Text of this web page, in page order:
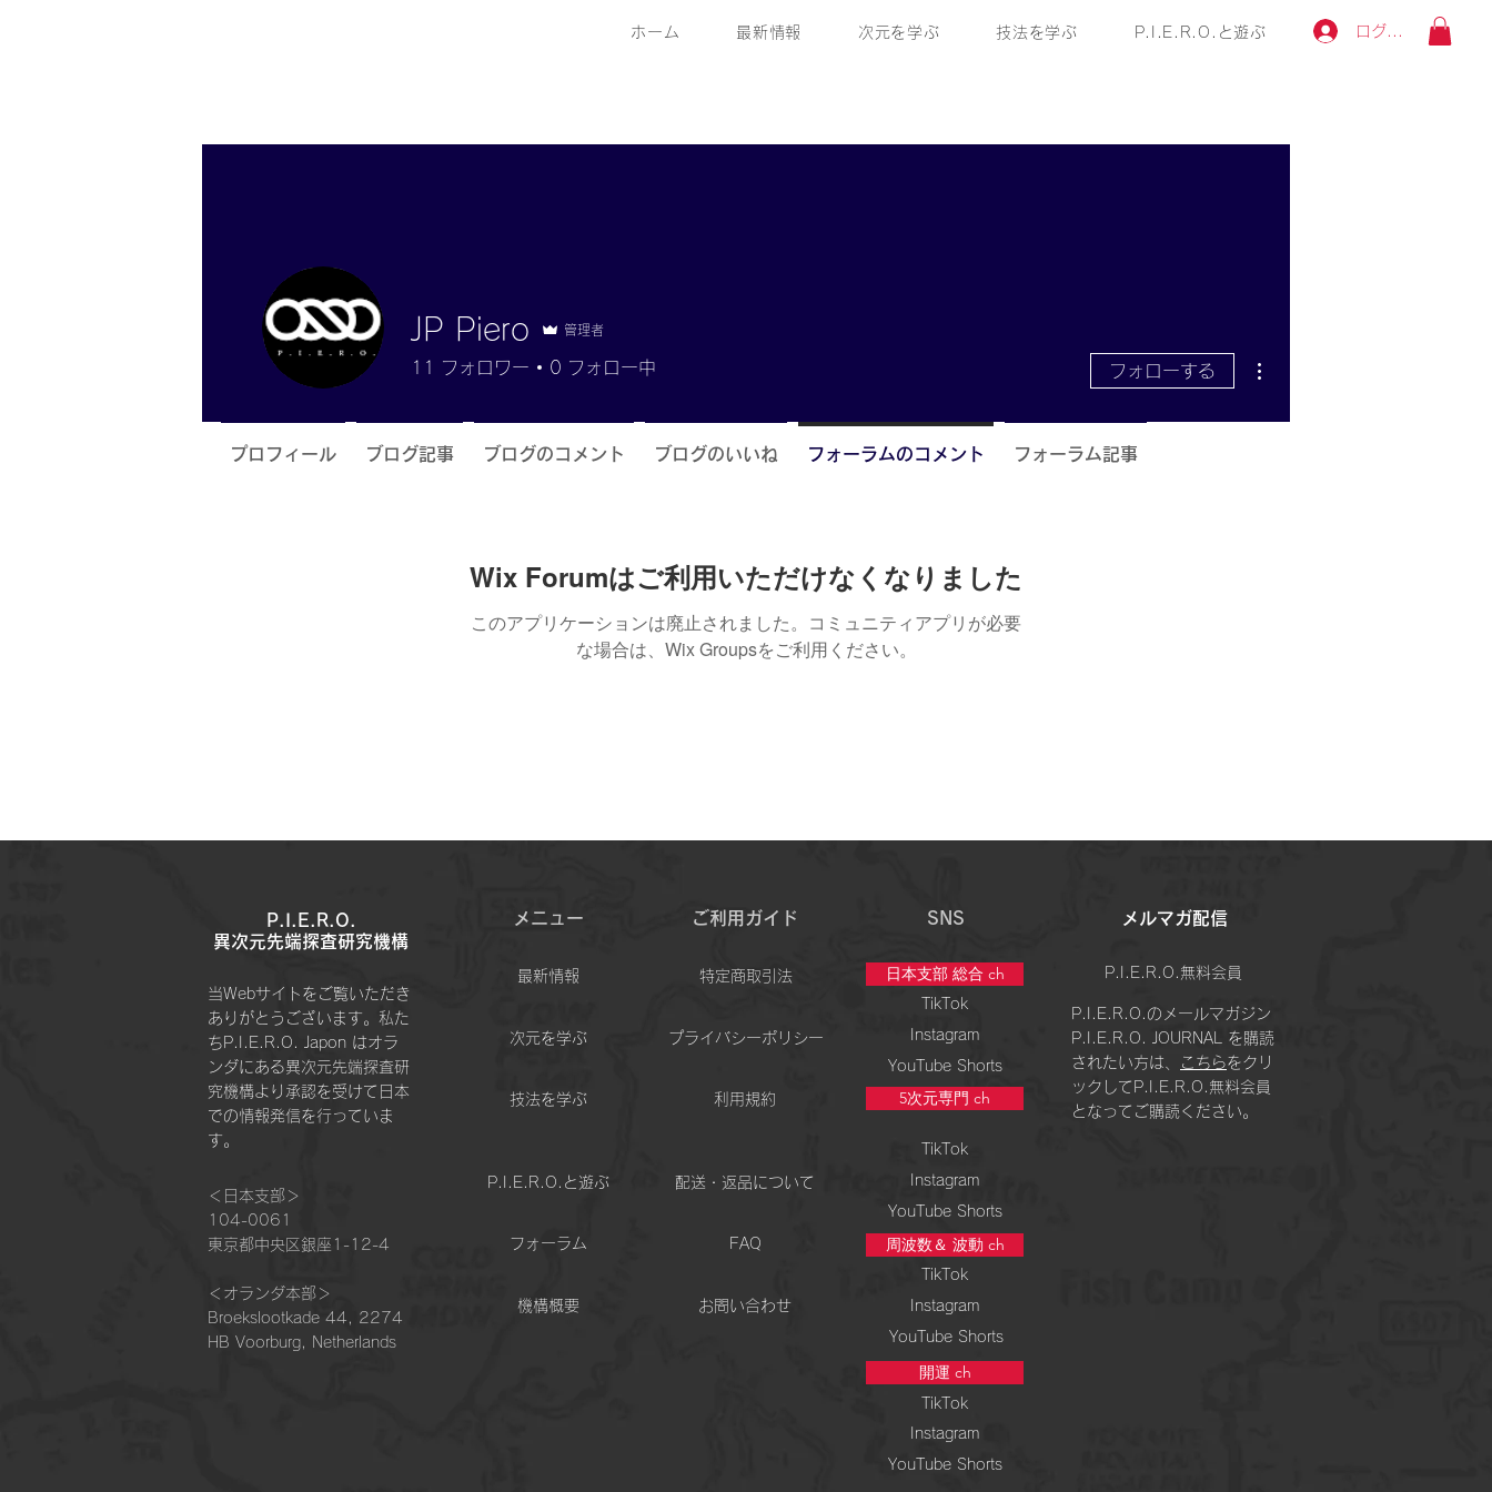
ログイン
ホーム 最新情報 次元を学ぶ 技法を学ぶ P.I.E.R.O.と遊ぶ
Wix Forumはご利用いただけなくなりました
このアプリケーションは廃止されました。コミュニティアプリが必要
な場合は、Wix Groupsをご利用ください。
JP Piero 管理者
11 フォロワー 0 フォロー中 フォローする
プロフィール ブログ記事 ブログのコメント ブログのいいね フォーラムのコメント フォーラム記事
P.I.E.R.O.
​異次元先端探査研究機構
当Webサイトをご覧いただき
ありがとうございます。私た
ちP.I.E.R.O. Japon はオラ
ンダにある異次元先端探査研
究機構より承認を受けて日本
での情報発信を行っていま
す。
＜日本支部＞
104-0061
東京都中央区銀座1-12-4
＜オランダ本部＞​
Broekslootkade 44, 2274
HB Voorburg, Netherlands
メニュー ご利用ガイド SNS
日本支部 総合 ch
特定商取引法
最新情報
TikTok
次元を学ぶ プライバシーポリシー
Instagram
YouTube Shorts
技法を学ぶ 利用規約 5次元専門 ch
TikTok
P.I.E.R.O.と遊ぶ 配送・返品について Instagram
​メルマガ配信
P.I.E.R.O.無料会員
P.I.E.R.O.のメールマガジン
P.I.E.R.O. JOURNAL を購読
されたい方は、
こちらをクリ
ックしてP.I.E.R.O.無料会員
となってご購読ください。
YouTube Shorts
フォーラム FAQ 周波数＆ 波動 ch
TikTok
機構概要
お問い合わせ
Instagram
YouTube Shorts
開運 ch
TikTok
Instagram
YouTube Shorts